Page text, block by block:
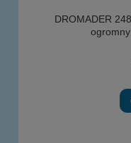
DROMADER